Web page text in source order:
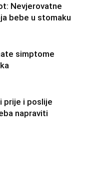
Nevjerovatne
bebe u stomaku
simptome
prije i poslije
napraviti